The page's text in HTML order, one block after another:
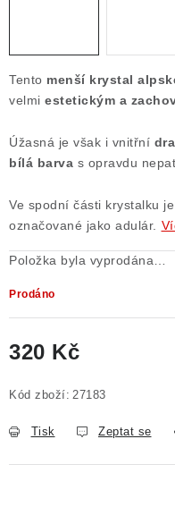
Ochrana osobních údajů
Formulář pro uplatnění
Poučení o právu na
Tento menší krystal
velmi estetickým a
Úžasná je však i vnitřní
bílá barva s opravdu
Ve spodní části krystalku
označované jako adulár.
Položka byla vyprodána…
Prodáno
320 Kč
Kód zboží: 27183
Tisk Zeptat se